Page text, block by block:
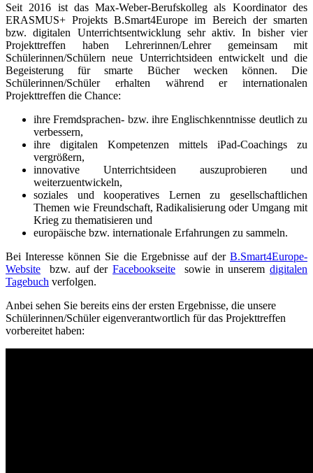
Seit 2016 ist das Max-Weber-Berufskolleg als Koordinator des
ERASMUS+ Projekts B.Smart4Europe im Bereich der smarten
bzw. digitalen Unterrichtsentwicklung sehr aktiv. In bisher vier
Projekttreffen haben Lehrerinnen/Lehrer gemeinsam mit
Schülerinnen/Schülern neue Unterrichtsideen entwickelt und die
Begeisterung für smarte Bücher wecken können. Die
Schülerinnen/Schüler erhalten während er internationalen
Projekttreffen die Chance:
ihre Fremdsprachen- bzw. ihre Englischkenntnisse deutlich zu
verbessern,
ihre digitalen Kompetenzen mittels iPad-Coachings zu
vergrößern,
innovative Unterrichtsideen auszuprobieren und
weiterzuentwickeln,
soziales und kooperatives Lernen zu gesellschaftlichen
Themen wie Freundschaft, Radikalisierung oder Umgang mit
Krieg zu thematisieren und
europäische bzw. internationale Erfahrungen zu sammeln.
Bei Interesse können Sie die Ergebnisse auf der B.Smart4Europe-
Website bzw. auf der Facebookseite sowie in unserem digitalen
Tagebuch verfolgen.
Anbei sehen Sie bereits eins der ersten Ergebnisse, die unsere
Schülerinnen/Schüler eigenverantwortlich für das Projekttreffen
vorbereitet haben: